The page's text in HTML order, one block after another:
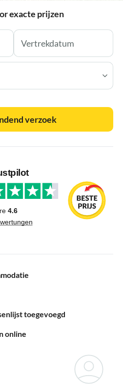
exacte prijzen
verzoek
toegevoegd
online